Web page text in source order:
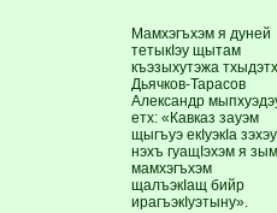
Мамхэгъхэм я дуней
тетыкIэу щытам
къэзыхутэжа
Дьячков-Тарасов
Александр
етх: «Кавказ зауэм
щыгъуэ екIуэкIа
нэхъ гуащIэхэм я
мамхэгъхэм
щалъэкIащ бийр
ирагъэкIуэтыну».